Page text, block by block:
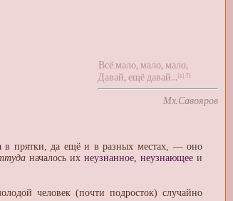
Всё мало, мало, мало,
Давай, ещё давай... [6] :71
Мх.Савояров
в прятки, да ещё и в разных местах, — оно
началось ихнеузнанное, неузнающее и
человек (почти подросток) случайно